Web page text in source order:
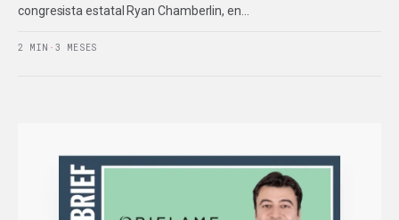
congresista estatal Ryan Chamberlin, en…
2 MIN · 3 MESES